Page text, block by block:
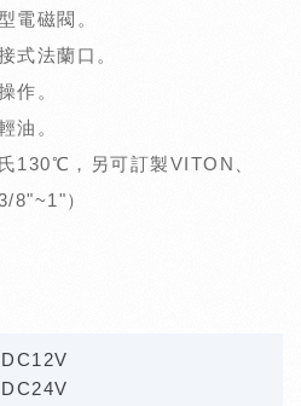
電磁閥。
式法蘭口。
作。
油。
130℃，另可訂製VITON、
8"~1"）
DC12V
DC24V